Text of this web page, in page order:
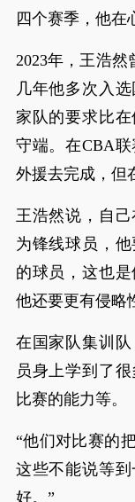
四个赛季，他在
2023年，王浩然
几年他多次入
家队的要求比
守端。在CBA
外援去完成，但
王浩然说，自
为锋线球员，
的球员，这也
他还要更有侵略
在国家队集训
员身上学到了
比赛的能力等。
“他们对比赛的
这些不能说等
好。”